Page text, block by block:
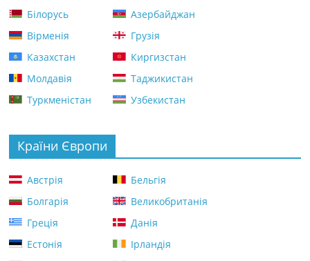
Білорусь
Азербайджан
Вірменія
Грузія
Казахстан
Киргизстан
Молдавія
Таджикистан
Туркменістан
Узбекистан
Країни Європи
Австрія
Бельгія
Болгарія
Великобританія
Греція
Данія
Естонія
Ірландія